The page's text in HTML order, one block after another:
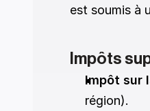
est soumis à
Impôts
Impôt sur
région).